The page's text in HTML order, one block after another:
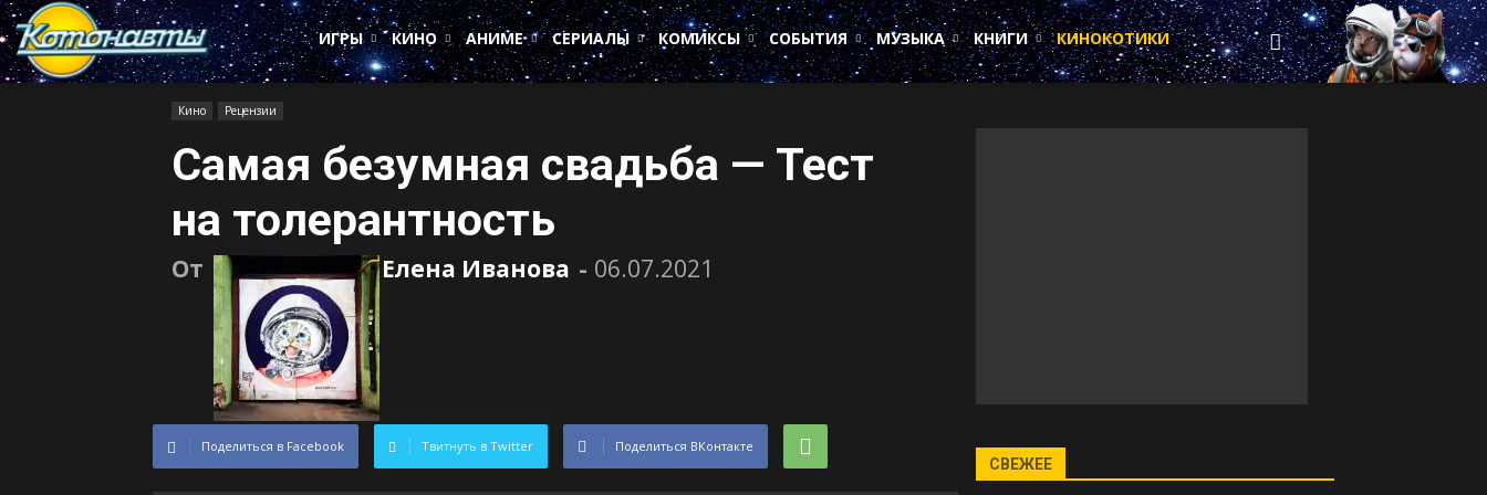
Котонавты
ИГРЫ
КИНО АНИМЕ СЕРИАЛЫ КОМИКСЫ СОБЫТИЯ МУЗЫКА КНИГИ КИНОКОТИКИ
Кино Рецензии
Самая безумная свадьба — Тест
на толерантность
От Елена Иванова - 06.07.2021
Поделиться в Facebook Твитнуть в Twitter Поделиться ВКонтакте
СВЕЖЕЕ